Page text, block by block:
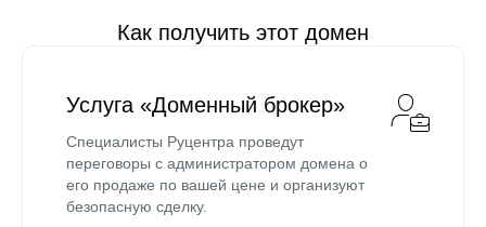
Как получить этот домен
Услуга «Доменный брокер»
Специалисты Руцентра проведут
переговоры с администратором домена о
его продаже по вашей цене и организуют
безопасную сделку.